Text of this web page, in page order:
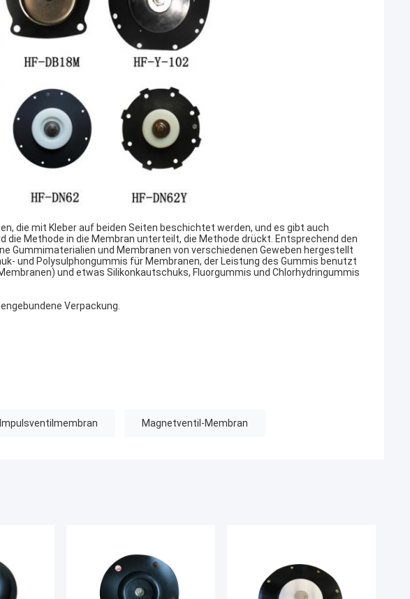
die mit Kleber auf beiden Seiten beschichtet werden, und es gibt auch
die Methode in die Membran unterteilt, die Methode drückt. Entsprechend den
Gummimaterialien und Membranen von verschiedenen Geweben hergestellt
und Polysulphongummis für Membranen, der Leistung des Gummis benutzt
und etwas Silikonkautschuks, Fluorgummis und Chlorhydringummis
Verpackung.
Impulsventilmembran Magnetventil-Membran